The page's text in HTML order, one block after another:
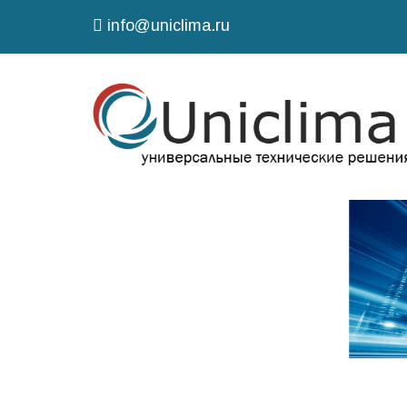
info@uniclima.ru